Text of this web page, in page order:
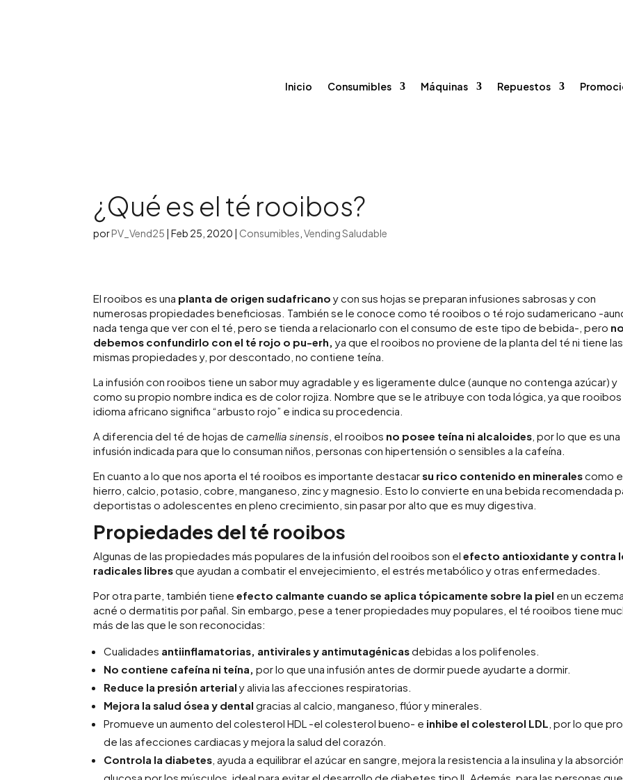
Inicio Consumibles Máquinas Repuestos
¿Qué es el té rooibos?
porPV_Vend25 |Feb 25, 2020 Consumibles ,Vending Saludable
El rooibos es una planta de origen sudafricano y con sus hojas se preparan infusiones sabrosas y con
numerosas propiedades beneficiosas. También se le conoce como té rooibos o té rojo sudamericano -
nada tenga que ver con el té, pero se tienda a relacionarlo con el consumo de este tipo de bebida-, pero
debemos confundirlo con el té rojo o pu-erh, ya que el rooibos no proviene de la planta del té ni tiene las
mismas propiedades y, por descontado, no contiene teína.
La infusión con rooibos tiene un sabor muy agradable y es ligeramente dulce (aunque no contenga azúcar) y
como su propio nombre indica es de color rojiza. Nombre que se le atribuye con toda lógica, ya que
idioma africano significa “arbusto rojo” e indica su procedencia.
A diferencia del té de hojas decamellia sinensis , el rooibos no posee teína ni alcaloides , por lo que es una
infusión indicada para que lo consuman niños, personas con hipertensión o sensibles a la cafeína.
En cuanto a lo que nos aporta el té rooibos es importante destacarsu rico contenido en mineralescomo
hierro, calcio, potasio, cobre, manganeso, zinc y magnesio. Esto lo convierte en una bebida recomendada
deportistas o adolescentes en pleno crecimiento, sin pasar por alto que es muy digestiva.
Propiedades del té rooibos
Algunas de las propiedades más populares de la infusión del rooibos son el efecto antioxidante y contra
radicales libresque ayudan a combatir el envejecimiento, el estrés metabólico y otras enfermedades.
Por otra parte, también tieneefecto calmante cuando se aplica tópicamente sobre la piel en un
acné o dermatitis por pañal. Sin embargo, pese a tener propiedades muy populares, el té rooibos tiene
más de las que le son reconocidas:
Cualidades antiinflamatorias, antivirales y antimutagénicasdebidas a los polifenoles.
No contiene cafeína ni teína, por lo que una infusión antes de dormir puede ayudarte a dormir.
Reduce la presión arterial y alivia las afecciones respiratorias.
Mejora la salud ósea y dental gracias al calcio, manganeso, flúor y minerales.
Promueve un aumento del colesterol HDL -el colesterol bueno- e inhibe el colesterol LDL , por lo que
de las afecciones cardiacas y mejora la salud del corazón.
Controla la diabetes , ayuda a equilibrar el azúcar en sangre, mejora la resistencia a la insulina y la